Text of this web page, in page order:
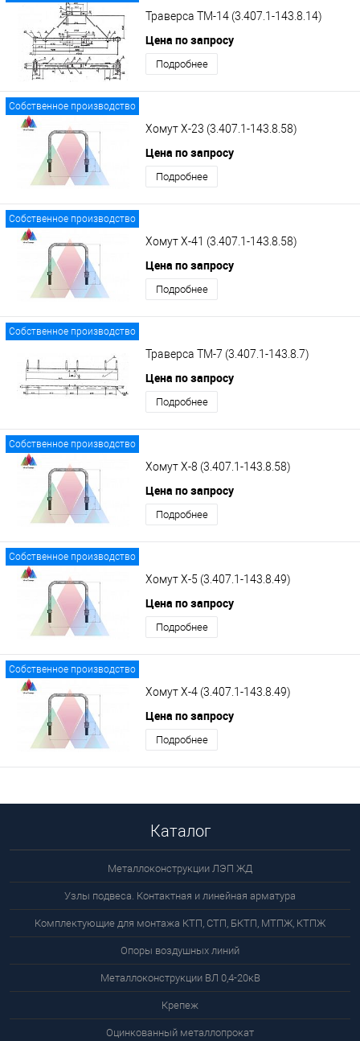
Траверса ТМ-14 (3.407.1-143.8.14)
Цена по запросу
Подробнее
Собственное производство
Хомут Х-23 (3.407.1-143.8.58)
Цена по запросу
Подробнее
Собственное производство
Хомут Х-41 (3.407.1-143.8.58)
Цена по запросу
Подробнее
Собственное производство
Траверса ТМ-7 (3.407.1-143.8.7)
Цена по запросу
Подробнее
Собственное производство
Хомут Х-8 (3.407.1-143.8.58)
Цена по запросу
Подробнее
Собственное производство
Хомут Х-5 (3.407.1-143.8.49)
Цена по запросу
Подробнее
Собственное производство
Хомут Х-4 (3.407.1-143.8.49)
Цена по запросу
Подробнее
Каталог
Металлоконструкции ЛЭП ЖД
Узлы подвеса. Контактная и линейная арматура
Комплектующие для монтажа КТП, СТП, БКТП, МТПЖ, КТПЖ
Опоры воздушных линий
Металлоконструкции ВЛ 0,4-20кВ
Крепеж
Оцинкованный металлопрокат